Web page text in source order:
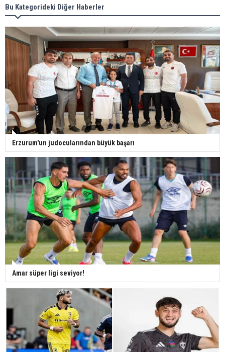
Bu Kategorideki Diğer Haberler
Erzurum'un judocularından büyük başarı
Amar süper ligi seviyor!